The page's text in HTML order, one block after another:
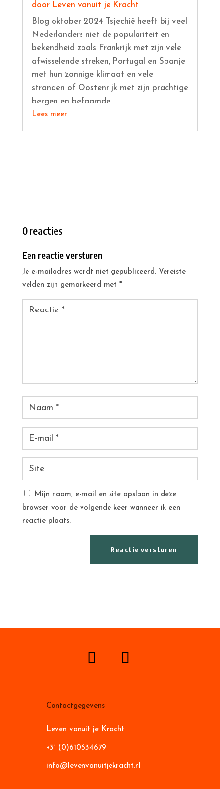
door Leven vanuit je Kracht
Blog oktober 2024 Tsjechië heeft bij veel
Nederlanders niet de populariteit en
bekendheid zoals Frankrijk met zijn vele
afwisselende streken, Portugal en Spanje
met hun zonnige klimaat en vele
stranden of Oostenrijk met zijn prachtige
bergen en befaamde...
Lees meer
0 reacties
Een reactie versturen
Je e-mailadres wordt niet gepubliceerd. Vereiste
velden zijn gemarkeerd met *
Mijn naam, e-mail en site opslaan in deze
browser voor de volgende keer wanneer ik een
reactie plaats.
Reactie versturen
Contactgegevens
Leven vanuit je Kracht
+31 (0)610634679
info@levenvanuitjekracht.nl